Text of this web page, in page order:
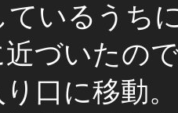
ているうち
づいたの
口に移動。